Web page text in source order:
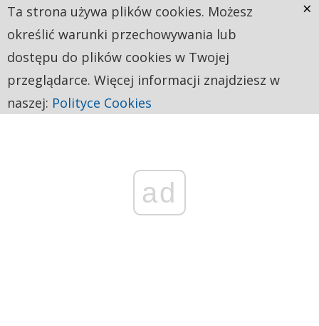
ad
Ta strona używa plików cookies. Możesz
określić warunki przechowywania lub
dostępu do plików cookies w Twojej
przeglądarce. Więcej informacji znajdziesz w
naszej: Polityce Cookies
×